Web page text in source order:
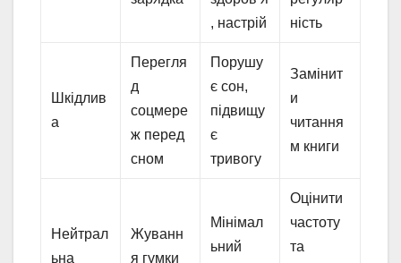
, настрій
ність
Шкідлив
а
Перегля
д
соцмере
ж перед
сном
Порушу
є сон,
підвищу
є
тривогу
Замінит
и
читання
м книги
Нейтрал
ьна
Жуванн
я гумки
Мінімал
ьний
Оцінити
частоту
та